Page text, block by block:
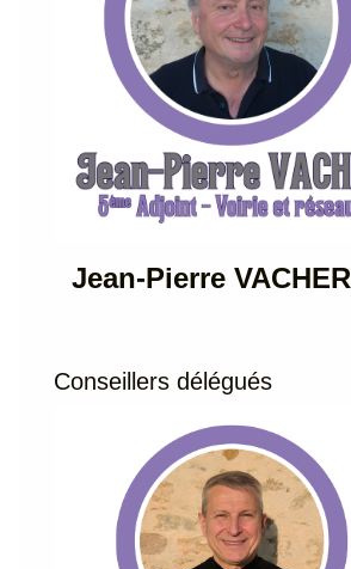
Jean-Pierre VACHER
Conseillers délégués